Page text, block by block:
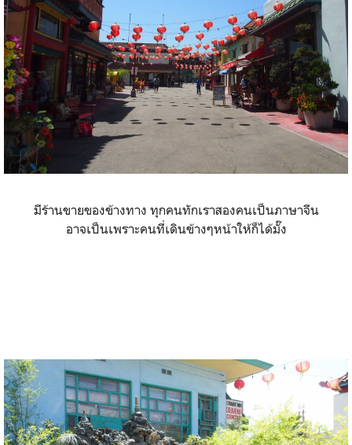
มีร้านขายของข้างทาง ทุกคนทักเราสองคนเป็นภาษาจีน
อาจเป็นเพราะคนที่เดินข้างๆหน้าให้ก็ได้มั๊ง